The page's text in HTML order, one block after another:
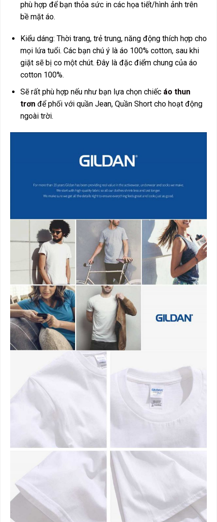
phù hợp để bạn thỏa sức in các họa tiết/hình ảnh trên
bề mặt áo.
Kiểu dáng: Thời trang, trẻ trung, năng động thích hợp cho
mọi lứa tuổi. Các bạn chú ý là áo 100% cotton, sau khi
giặt sẽ bị co một chút. Đây là đặc điểm chung của áo
cotton 100%.
Sẽ rất phù hợp nếu như bạn lựa chọn chiếc áo thun
trơn để phối với quần Jean, Quần Short cho hoạt động
ngoài trời.